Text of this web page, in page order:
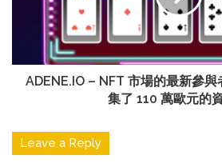
ADENE.IO – NFT 市場的最新參
集了 110 萬歐元的資
Leave a Reply